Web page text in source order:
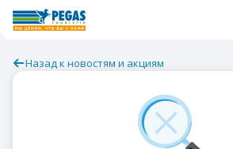
Назад к новостям и акциям